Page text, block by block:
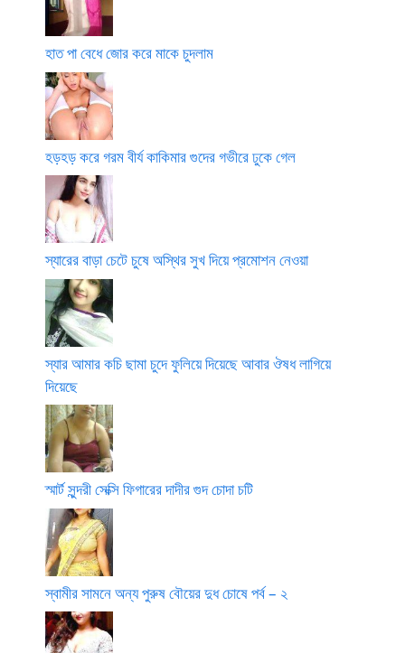
হাত পা বেধে জোর করে মাকে চুদলাম
হড়হড় করে গরম বীর্য কাকিমার গুদের গভীরে ঢুকে গেল
স্যারের বাড়া চেটে চুষে অস্থির সুখ দিয়ে প্রমোশন নেওয়া
স্যার আমার কচি ছামা চুদে ফুলিয়ে দিয়েছে আবার ঔষধ লাগিয়ে
দিয়েছে
স্মার্ট সুন্দরী সেক্সি ফিগারের দাদীর গুদ চোদা চটি
স্বামীর সামনে অন্য পুরুষ বৌয়ের দুধ চোষে পর্ব – ২